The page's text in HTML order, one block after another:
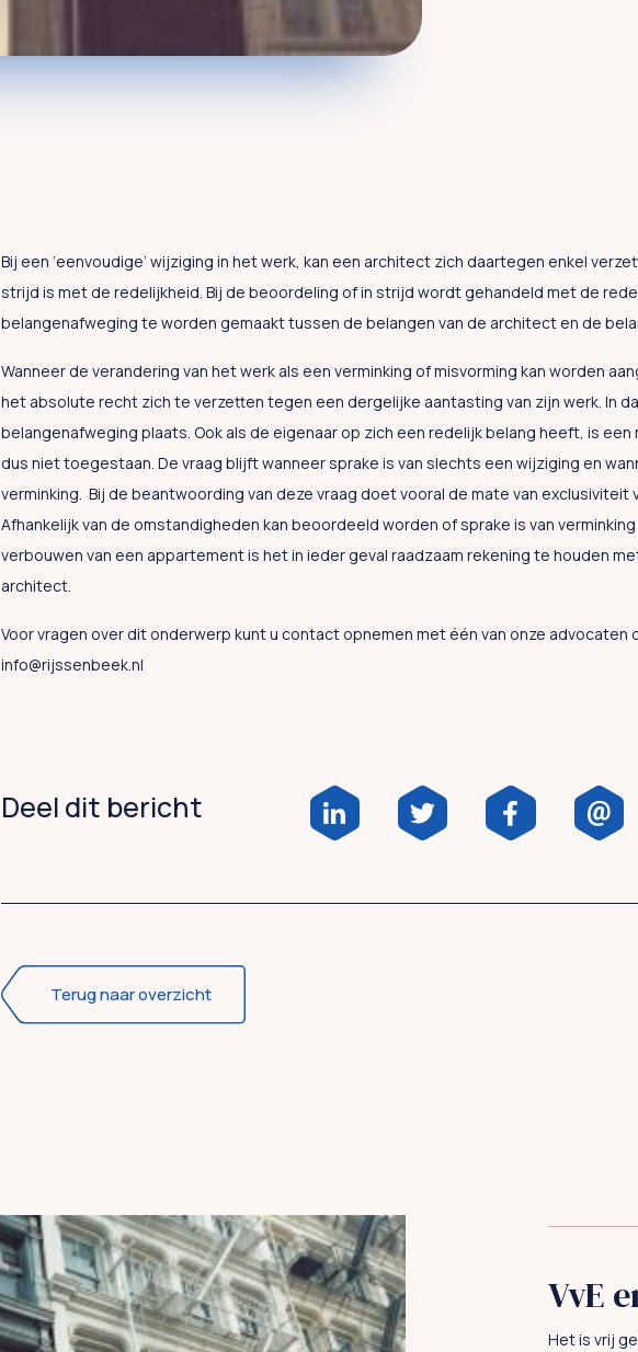
Bij een ‘eenvoudige’ wijziging in het werk, kan een architect zich daartegen enkel
strijd is met de redelijkheid. Bij de beoordeling of in strijd wordt gehandeld met de
belangenafweging te worden gemaakt tussen de belangen van de architect en de
Wanneer de verandering van het werk als een verminking of misvorming kan worden
het absolute recht zich te verzetten tegen een dergelijke aantasting van zijn werk. In
belangenafweging plaats. Ook als de eigenaar op zich een redelijk belang heeft, is een
dus niet toegestaan. De vraag blijft wanneer sprake is van slechts een wijziging en
verminking. Bij de beantwoording van deze vraag doet vooral de mate van exclusiviteit
Afhankelijk van de omstandigheden kan beoordeeld worden of sprake is van
verbouwen van een appartement is het in ieder geval raadzaam rekening te houden
architect.
Voor vragen over dit onderwerp kunt u contact opnemen met één van onze advocaten
info@rijssenbeek.nl
Deel dit bericht
Terug naar overzicht
VvE
Het is vrij